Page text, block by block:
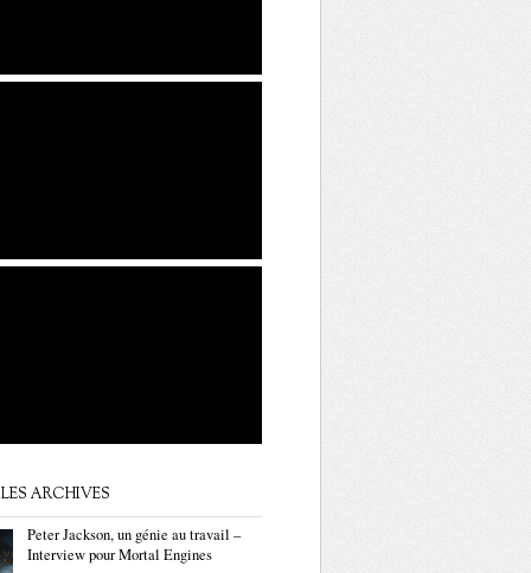
ARCHIVES
Peter Jackson, un génie au travail –
Interview pour Mortal Engines